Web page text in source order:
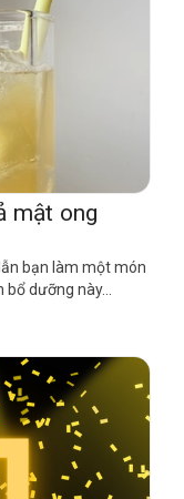
mật ong
bạn làm một món
dưỡng này...